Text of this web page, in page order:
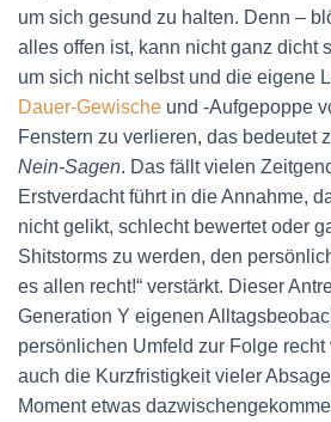
um sich gesund zu halten. Denn –
alles offen ist, kann nicht ganz dicht
um sich nicht selbst und die eigene
Dauer-Gewische und -Aufgepoppe
Fenstern zu verlieren, das bedeutet
Nein-Sagen. Das fällt vielen
Erstverdacht führt in die Annahme,
nicht gelikt, schlecht bewertet oder
Shitstorms zu werden, den
es allen recht!“ verstärkt. Dieser
Generation Y eigenen
persönlichen Umfeld zur Folge
auch die Kurzfristigkeit vieler
Moment etwas